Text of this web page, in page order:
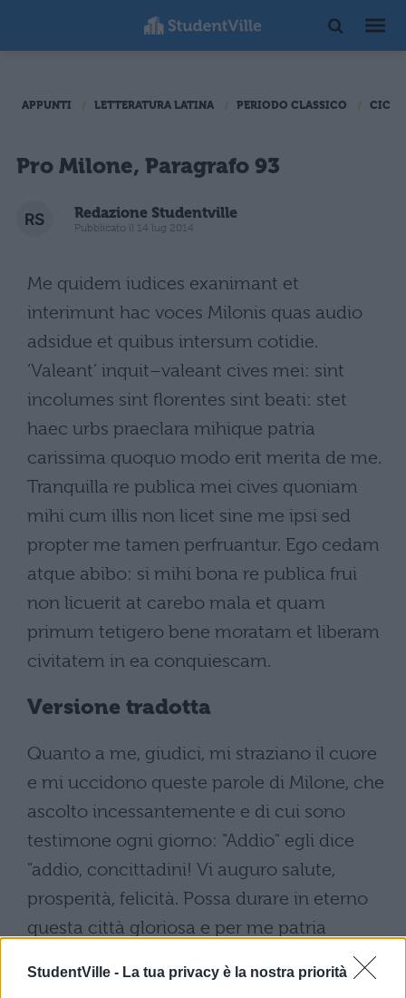
StudentVille - La tua privacy è la nostra priorità
APPUNTI LETTERATURA LATINA PERIODO CLASSICO
Pro Milone, Paragrafo 93
Redazione Studentville
Pubblicato il 14 lug 2014
Me quidem iudices exanimant et
interimunt hac voces Milonis quas audio
adsidue et quibus intersum cotidie.
‘Valeant’ inquit–valeant cives mei: sint
incolumes sint florentes sint beati: stet
haec urbs praeclara mihique patria
carissima quoquo modo erit merita de me.
Tranquilla re publica mei cives quoniam
mihi cum illis non licet sine me ipsi sed
propter me tamen perfruantur. Ego cedam
atque abibo: si mihi bona re publica frui
non licuerit at carebo mala et quam
primum tetigero bene moratam et liberam
civitatem in ea conquiescam.
Versione tradotta
Quanto a me, giudici, mi straziano il cuore
e mi uccidono queste parole di Milone, che
ascolto incessantemente e di cui sono
testimone ogni giorno: "Addio" egli dice
"addio, concittadini! Vi auguro salute,
prosperità, felicità. Possa durare in eterno
questa città gloriosa e per me patria
comportata nei miei confronti: i miei